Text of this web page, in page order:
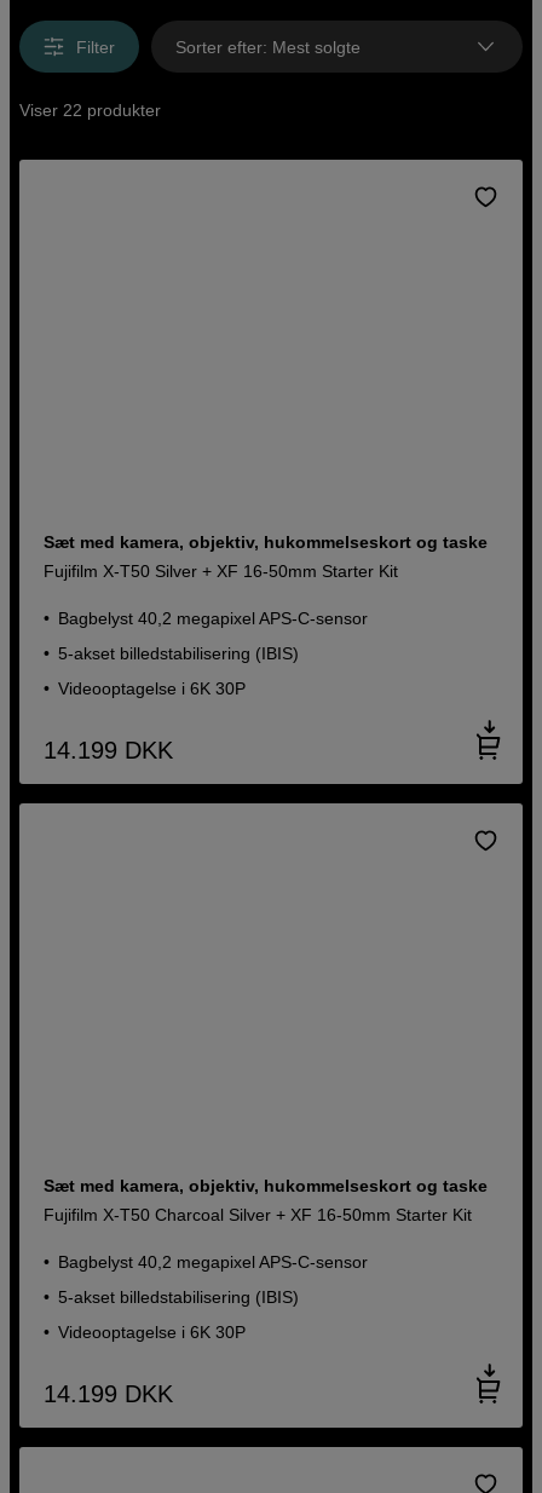
Filter Sorter efter: Mest solgte
Viser 22 produkter
Sæt med kamera, objektiv, hukommelseskort og taske
Fujifilm X-T50 Silver + XF 16-50mm Starter Kit
Bagbelyst 40,2 megapixel APS-C-sensor
5-akset billedstabilisering (IBIS)
Videooptagelse i 6K 30P
14.199 DKK
Sæt med kamera, objektiv, hukommelseskort og taske
Fujifilm X-T50 Charcoal Silver + XF 16-50mm Starter Kit
Bagbelyst 40,2 megapixel APS-C-sensor
5-akset billedstabilisering (IBIS)
Videooptagelse i 6K 30P
14.199 DKK